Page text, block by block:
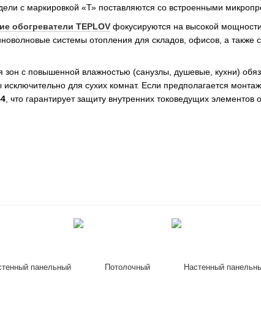
с маркировкой «Т» поставляются со встроенными
обогреватели TEPLOV фокусируются на высокой
системы отопления для складов, офисов, а также
с повышенной влажностью (санузлы, душевые, кухни)
исключительно для сухих комнат. Если предполагается
, что гарантирует защиту внутренних токоведущих элементов